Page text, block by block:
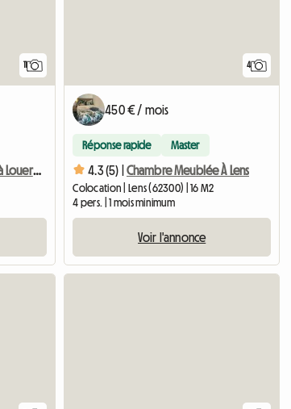
11
Chambres Meublées à Louer Tout Confort Lens
4
450 € / mois
Réponse rapide Master
4.3 (5) | Chambre Meublée À Lens
Colocation | Lens (62300) | 16 M2
4 pers. | 1 mois minimum
Voir l'annonce